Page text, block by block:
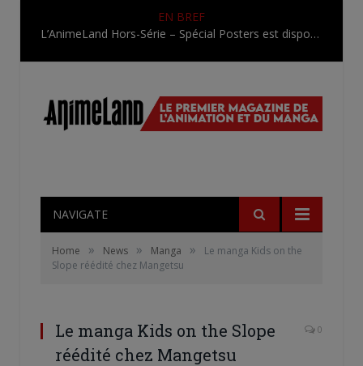
EN BREF
L’AnimeLand Hors-Série – Spécial Posters est disponible !
NAVIGATE
Home » News » Manga »
Le manga Kids on the
Slope réédité chez Mangetsu
Le manga Kids on the Slope
réédité chez Mangetsu
0